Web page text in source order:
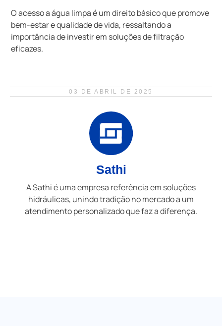
O acesso a água limpa é um direito básico que promove
bem-estar e qualidade de vida, ressaltando a
importância de investir em soluções de filtração
eficazes.
03 DE ABRIL DE 2025
Sathi
A Sathi é uma empresa referência em soluções
hidráulicas, unindo tradição no mercado a um
atendimento personalizado que faz a diferença.